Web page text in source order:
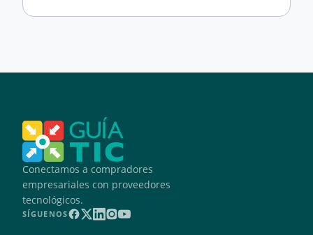
Conectamos a compradores
empresariales con proveedores
tecnológicos.
SÍGUENOS